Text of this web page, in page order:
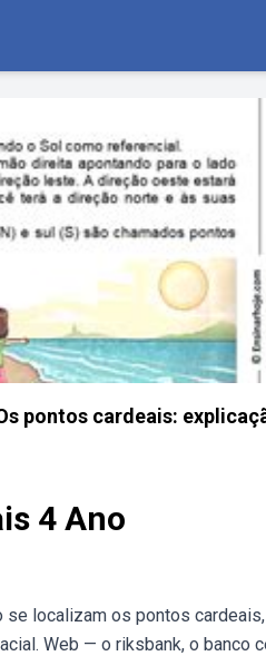
pontos cardeais:
4 Ano
se localizam os pontos
Web — o riksbank, o banco